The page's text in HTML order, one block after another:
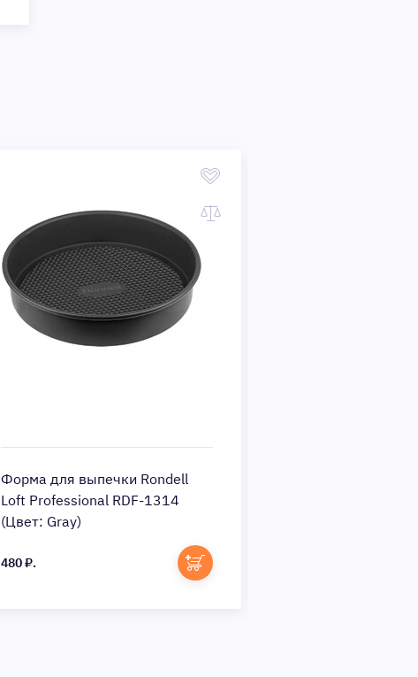
Форма для выпечки Rondell
Loft Professional RDF-1314
(Цвет: Gray)
480 ₽.